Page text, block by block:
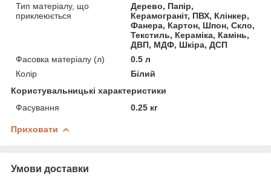
Тип матеріалу, що
приклеюється
Дерево, Папір,
Керамограніт, ПВХ, Клінкер,
Фанера, Картон, Шпон, Скло,
Текстиль, Кераміка, Камінь,
ДВП, МДФ, Шкіра, ДСП
Фасовка матеріалу (л)
0.5 л
Колір
Білий
Користувальницькі характеристики
Фасування
0.25 кг
Приховати
Умови доставки